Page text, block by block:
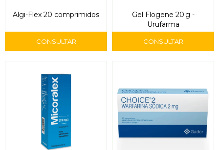
Algi-Flex 20 comprimidos
Gel Flogene 20 g -
Urufarma